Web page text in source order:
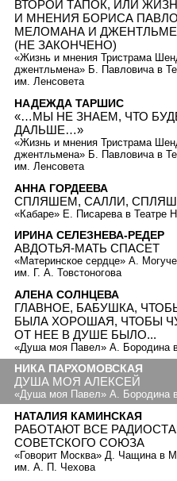
ВТОРОЙ ТАПОК, ИЛИ
И МНЕНИЯ БОРИСА
МЕЛОМАНА И
(НЕ ЗАКОНЧЕНО)
«Жизнь и мнения Тристрама
джентльмена» Б. Павловича в
им. Ленсовета
НАДЕЖДА ТАРШИС
«…МЫ НЕ ЗНАЕМ, ЧТО
ДАЛЬШЕ…»
«Жизнь и мнения Тристрама
джентльмена» Б. Павловича в
им. Ленсовета
АННА ГОРДЕЕВА
СПЛЯШЕМ, САЛЛИ,
«Кабаре» Е. Писарева в Театре
ИРИНА СЕЛЕЗНЕВА-РЕДЕР
АВДОТЬЯ-МАТЬ СПАСЕТ
«Материнское сердце» А.
им. Г. А. Товстоногова
АЛЕНА СОЛНЦЕВА
ГЛАВНОЕ, БАБУШКА,
БЫЛА ХОРОШАЯ, ЧТОБЫ
ОТ НЕЕ В ДУШЕ БЫЛО...
«Душа моя Павел» А. Бородина
НИКА ПАРХОМОВСКАЯ
ДУША МОЯ АЛЕКСЕЙ
«Душа моя Павел» А. Бородина
НАТАЛИЯ КАМИНСКАЯ
РАБОТАЮТ ВСЕ
СОВЕТСКОГО СОЮЗА
«Говорит Москва» Д. Чащина в
им. А. П. Чехова